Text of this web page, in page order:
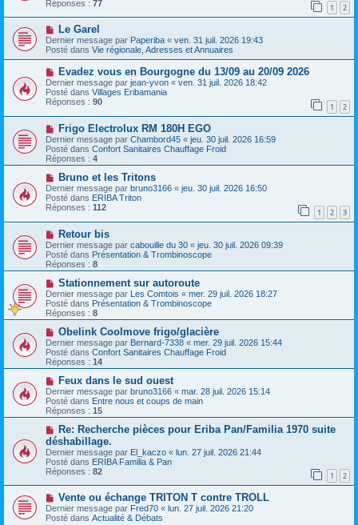
s
s
a
g
e
e
a
m
e
s
s
a
g
e
Réponses : 77 1 2
N
o
u
e
a
u
m
e
s
a
g
e
Le Garel
Dernier message par Paperiba « ven. 31 juil. 2026 19:43
Posté dans Vie régionale, Adresses et Annuaires
N
o
u
v
e
a
m
e
s
s
a
g
e
Evadez vous en Bourgogne du 13/09 au 20/09 2026
Dernier message par jean-yvon « ven. 31 juil. 2026 18:42
Posté dans Villages Eribamania
Réponses : 90 1 2
N
o
u
v
e
a
u
m
e
s
s
a
g
e
Frigo Electrolux RM 180H EGO
Dernier message par Chambord45 « jeu. 30 juil. 2026 16:59
Posté dans Confort Sanitaires Chauffage Froid
Réponses : 4
N
o
u
v
e
a
u
m
e
s
s
a
g
e
Bruno et les Tritons
Dernier message par bruno3166 « jeu. 30 juil. 2026 16:50
Posté dans ERIBA Triton
Réponses : 112 1 2 3
N
o
u
v
e
a
u
m
e
s
s
a
g
e
Retour bis
Dernier message par cabouille du 30 « jeu. 30 juil. 2026 09:39
Posté dans Présentation & Trombinoscope
Réponses : 8
N
o
u
v
e
a
m
e
s
s
a
g
e
Stationnement sur autoroute
Dernier message par Les Comtois « mer. 29 juil. 2026 18:27
Posté dans Présentation & Trombinoscope
Réponses : 8
N
o
u
v
e
a
u
m
e
s
s
a
g
e
Obelink Coolmove frigo/glacière
Dernier message par Bernard-7338 « mer. 29 juil. 2026 15:44
Posté dans Confort Sanitaires Chauffage Froid
Réponses : 14
N
o
u
v
e
a
u
m
e
s
s
a
g
Feux dans le sud ouest
Dernier message par bruno3166 « mar. 28 juil. 2026 15:14
Posté dans Entre nous et coups de main
Réponses : 15
N
o
u
v
e
a
u
m
s
Re: Recherche pièces pour Eriba Pan/Familia 1970 suite
déshabillage.
Dernier message par El_kaczo « lun. 27 juil. 2026 21:44
Posté dans ERIBA Familia & Pan
Réponses : 82 1 2
N
o
u
Vente ou échange TRITON T contre TROLL
Dernier message par Fred70 « lun. 27 juil. 2026 21:20
Posté dans Actualité & Débats